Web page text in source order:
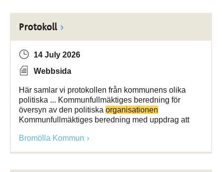
Protokoll
14 July 2026
Webbsida
Här samlar vi protokollen från kommunens olika
politiska ... Kommunfullmäktiges beredning för
översyn av den politiska organisationen
Kommunfullmäktiges beredning med uppdrag att
Bromölla Kommun